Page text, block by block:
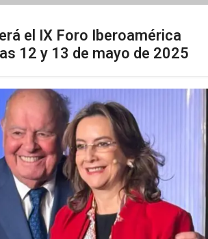
el IX Foro Iberoamérica
12 y 13 de mayo de 2025